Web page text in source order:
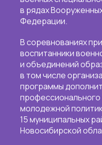
в рядах
Федерации.
В соревнованиях
воспитанники
и объединений
в том числе
программы
молодежной
15 муниципальных
Новосибирской